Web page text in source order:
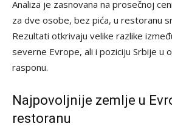
Analiza je zasnovana na prosečnoj
za dve osobe, bez pića, u restoranu
Rezultati otkrivaju velike razlike
severne Evrope, ali i poziciju Srbije u
rasponu.
Najpovoljnije zemlje u
restoranu